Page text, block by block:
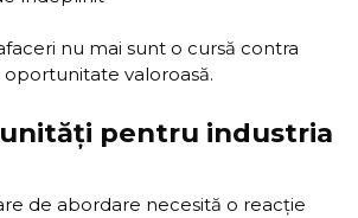
nu mai sunt o cursă contra
valoroasă.
pentru industria
de abordare necesită o reacție